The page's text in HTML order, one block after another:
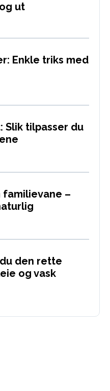
ut
Enkle triks med
Slik tilpasser du
–
den rette
og vask